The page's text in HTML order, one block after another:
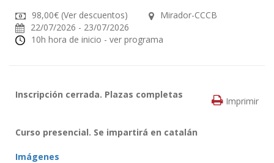
98,00€ (Ver descuentos)
Mirador-CCCB
22/07/2026 - 23/07/2026
10h hora de inicio - ver programa
Inscripción cerrada. Plazas completas
Imprimir
Curso presencial. Se impartirá en catalán
Imágenes